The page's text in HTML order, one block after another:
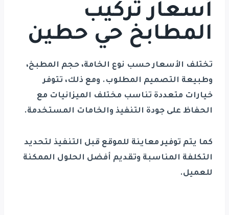
أسعار تركيب
المطابخ حي حطين
تختلف الأسعار حسب نوع الخامة، حجم المطبخ،
وطبيعة التصميم المطلوب. ومع ذلك، تتوفر
خيارات متعددة تناسب مختلف الميزانيات مع
الحفاظ على جودة التنفيذ والخامات المستخدمة.
كما يتم توفير معاينة للموقع قبل التنفيذ لتحديد
التكلفة المناسبة وتقديم أفضل الحلول الممكنة
للعميل.